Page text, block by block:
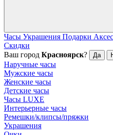
Часы Украшения Подарки
Скидки
Ваш город Красноярск? Да
Наручные часы
Мужские часы
Женские часы
Детские часы
Часы LUXE
Интерьерные часы
Ремешки/клипсы/пряжки
Украшения